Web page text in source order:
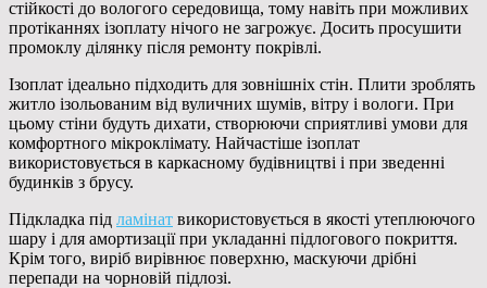
стійкості до вологого середовища, тому навіть при можливих
протіканнях ізоплату нічого не загрожує. Досить просушити
промоклу ділянку після ремонту покрівлі.
Ізоплат ідеально підходить для зовнішніх стін. Плити зроблять
житло ізольованим від вуличних шумів, вітру і вологи. При
цьому стіни будуть дихати, створюючи сприятливі умови для
комфортного мікроклімату. Найчастіше ізоплат
використовується в каркасному будівництві і при зведенні
будинків з брусу.
Підкладка під ламінат використовується в якості утеплюючого
шару і для амортизації при укладанні підлогового покриття.
Крім того, виріб вирівнює поверхню, маскуючи дрібні
перепади на чорновій підлозі.